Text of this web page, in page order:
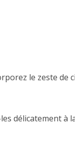
le zeste de
délicatement à